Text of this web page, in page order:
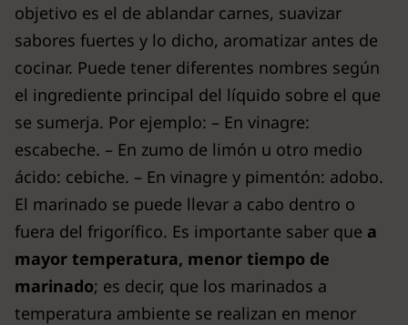
objetivo es el de ablandar carnes, suavizar
sabores fuertes y lo dicho, aromatizar antes de
cocinar. Puede tener diferentes nombres según
el ingrediente principal del líquido sobre el que
se sumerja. Por ejemplo: – En vinagre:
escabeche. – En zumo de limón u otro medio
ácido: cebiche. – En vinagre y pimentón: adobo.
El marinado se puede llevar a cabo dentro o
fuera del frigorífico. Es importante saber que a
mayor temperatura, menor tiempo de
marinado; es decir, que los marinados a
temperatura ambiente se realizan en menor